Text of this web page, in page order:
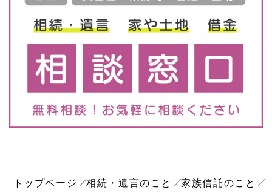
トップページ 相続・遺言のこと
家族信託のこと